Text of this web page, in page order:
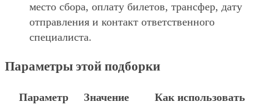
место сбора, оплату билетов, трансфер, дату
отправления и контакт ответственного
специалиста.
Параметры этой подборки
Параметр Значение Как использовать